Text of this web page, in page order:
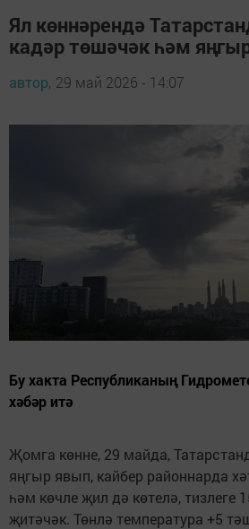
Ял көннәрендә
кадәр төшәчәк һәм
автор, 29 май 2026 - 14:07
Бу хакта Республиканың
хәбәр итә
Җомга көнне, 29 майда,
яңгыр явып, кайбер районнарда
һәм көчле җил дә көтелә, тизлеге
җитәчәк. Төнлә температура +5